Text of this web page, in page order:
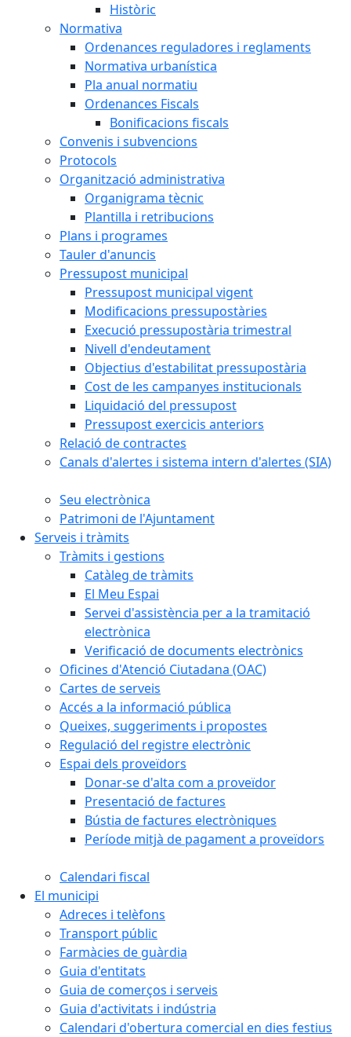
Històric
Normativa
Ordenances reguladores i reglaments
Normativa urbanística
Pla anual normatiu
Ordenances Fiscals
Bonificacions fiscals
Convenis i subvencions
Protocols
Organització administrativa
Organigrama tècnic
Plantilla i retribucions
Plans i programes
Tauler d'anuncis
Pressupost municipal
Pressupost municipal vigent
Modificacions pressupostàries
Execució pressupostària trimestral
Nivell d'endeutament
Objectius d'estabilitat pressupostària
Cost de les campanyes institucionals
Liquidació del pressupost
Pressupost exercicis anteriors
Relació de contractes
Canals d'alertes i sistema intern d'alertes (SIA)
Seu electrònica
Patrimoni de l'Ajuntament
Serveis i tràmits
Tràmits i gestions
Catàleg de tràmits
El Meu Espai
Servei d'assistència per a la tramitació
electrònica
Verificació de documents electrònics
Oficines d'Atenció Ciutadana (OAC)
Cartes de serveis
Accés a la informació pública
Queixes, suggeriments i propostes
Regulació del registre electrònic
Espai dels proveïdors
Donar-se d'alta com a proveïdor
Presentació de factures
Bústia de factures electròniques
Període mitjà de pagament a proveïdors
Calendari fiscal
El municipi
Adreces i telèfons
Transport públic
Farmàcies de guàrdia
Guia d'entitats
Guia de comerços i serveis
Guia d'activitats i indústria
Calendari d'obertura comercial en dies festius